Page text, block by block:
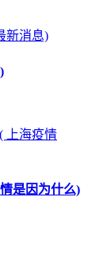
是因为什么)